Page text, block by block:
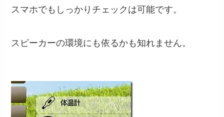
スマホでもしっかりチェックは可能です。
スピーカーの環境にも依るかも知れません。